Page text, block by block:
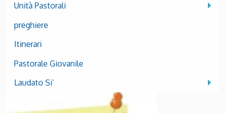
Unità Pastorali
preghiere
Itinerari
Pastorale Giovanile
Laudato Si’